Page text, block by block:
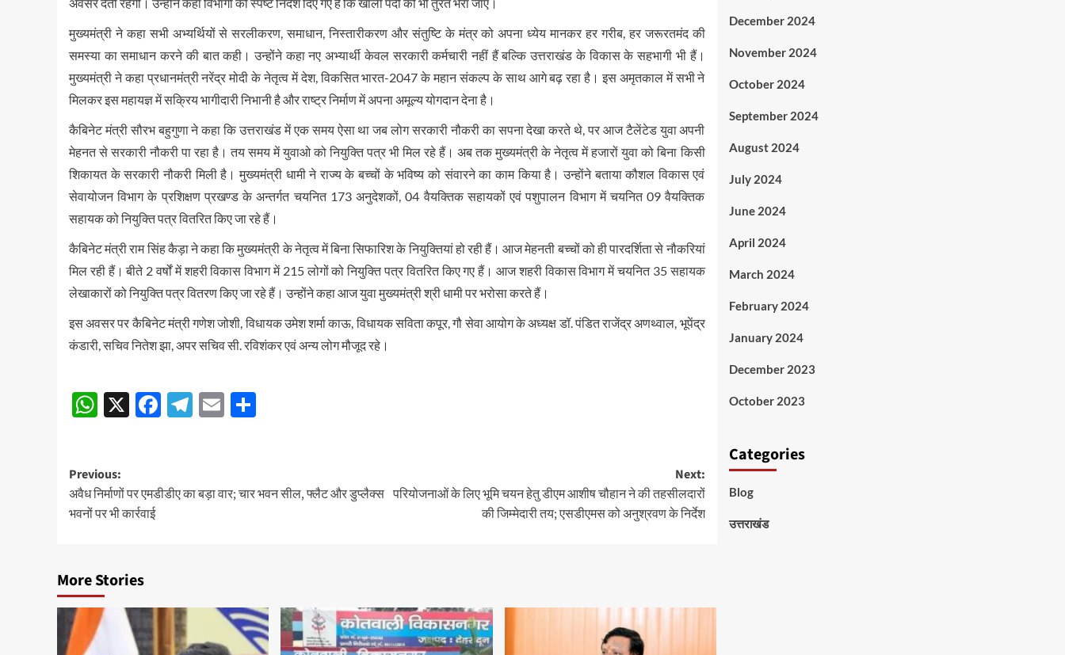
मुख्यमंत्री ने कहा सभी अभ्यर्थियों से सरलीकरण, समाधान, निस्तारीकरण और संतुष्टि के मंत्र को अपना ध्येय मानकर हर गरीब, हर जरूरतमंद की
समस्या का समाधान करने की बात कही। उन्होंने कहा नए अभ्यार्थी केवल सरकारी कर्मचारी नहीं हैं बल्कि उत्तराखंड के विकास के सहभागी भी हैं।
मुख्यमंत्री ने कहा प्रधानमंत्री नरेंद्र मोदी के नेतृत्व में देश, विकसित भारत-2047 के महान संकल्प के साथ आगे बढ़ रहा है। इस अमृतकाल में सभी ने
मिलकर इस महायज्ञ में सक्रिय भागीदारी निभानी है और राष्ट्र निर्माण में अपना अमूल्य योगदान देना है।
कैबिनेट मंत्री सौरभ बहुगुणा ने कहा कि उत्तराखंड में एक समय ऐसा था जब लोग सरकारी नौकरी का सपना देखा करते थे, पर आज टैलेंटेड युवा अपनी
मेहनत से सरकारी नौकरी पा रहा है। तय समय में युवाओ को नियुक्ति पत्र भी मिल रहे हैं। अब तक मुख्यमंत्री के नेतृत्व में हजारों युवा को बिना किसी
शिकायत के सरकारी नौकरी मिली है। मुख्यमंत्री धामी ने राज्य के बच्चों के भविष्य को संवारने का काम किया है। उन्होंने बताया कौशल विकास एवं
सेवायोजन विभाग के प्रशिक्षण प्रखण्ड के अन्तर्गत चयनित 173 अनुदेशकों, 04 वैयक्तिक सहायकों एवं पशुपालन विभाग में चयनित 09 वैयक्तिक
सहायक को नियुक्ति पत्र वितरित किए जा रहे हैं।
कैबिनेट मंत्री राम सिंह कैड़ा ने कहा कि मुख्यमंत्री के नेतृत्व में बिना सिफारिश के नियुक्तियां हो रही हैं। आज मेहनती बच्चों को ही पारदर्शिता से नौकरियां
मिल रही हैं। बीते 2 वर्षों में शहरी विकास विभाग में 215 लोगों को नियुक्ति पत्र वितरित किए गए हैं। आज शहरी विकास विभाग में चयनित 35 सहायक
लेखाकारों को नियुक्ति पत्र वितरण किए जा रहे हैं। उन्होंने कहा आज युवा मुख्यमंत्री श्री धामी पर भरोसा करते हैं।
इस अवसर पर कैबिनेट मंत्री गणेश जोशी, विधायक उमेश शर्मा काऊ, विधायक सविता कपूर, गौ सेवा आयोग के अध्यक्ष डॉ. पंडित राजेंद्र अणथ्वाल, भूपेंद्र
कंडारी, सचिव नितेश झा, अपर सचिव सी. रविशंकर एवं अन्य लोग मौजूद रहे।
Post
navigation
WhatsApp
X Facebook
Telegram
Email
Post
navigation
Previous:
अवैध निर्माणों पर एमडीडीए का बड़ा वार; चार भवन सील, फ्लैट और डुप्लैक्स
भवनों पर भी कार्रवाई
Next:
परियोजनाओं के लिए भूमि चयन हेतु डीएम आशीष चौहान ने की तहसीलदारों
की जिम्मेदारी तय; एसडीएमस को अनुश्रवण के निर्देश
More Stories
December 2024
November 2024
October 2024
September 2024
August 2024
July 2024
June 2024
April 2024
March 2024
February 2024
January 2024
December 2023
October 2023
Categories
Blog
उत्तराखंड